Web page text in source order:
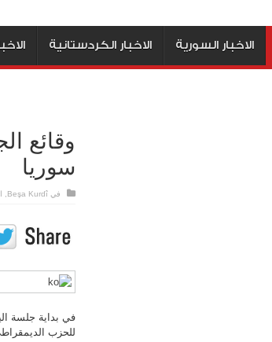
الاخبار السورية الاخبار الكردستانية
وقائع
سوريا
في Beşa Kurdî
للحزب